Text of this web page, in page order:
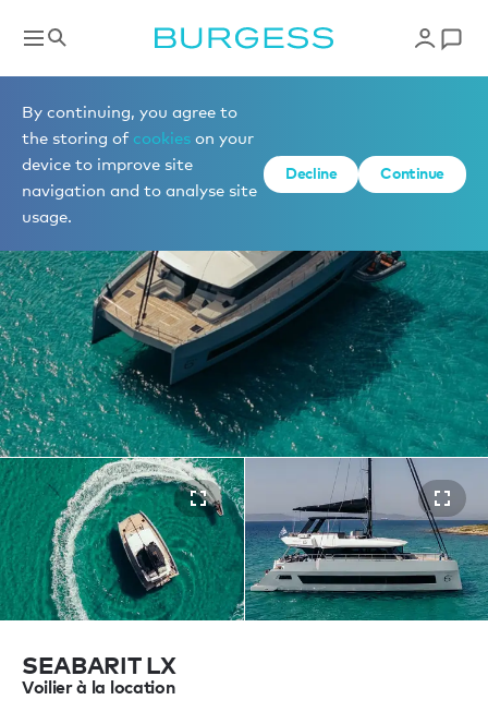
By continuing, you agree to
the storing of cookies on your
device to improve site
navigation and to analyse site
usage.
Decline Continue
Yachts à la location
1 de 15 photos
SEABARIT LX
Voilier à la location